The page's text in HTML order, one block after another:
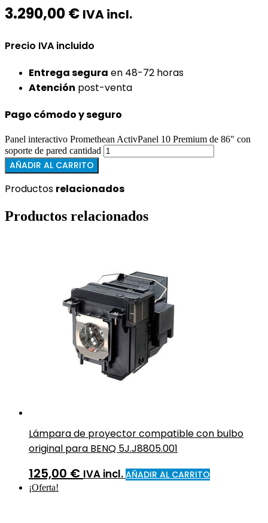
3.290,00€ IVA incl.
Precio IVA incluido
Entrega segura en 48-72 horas
Atención post-venta
Pago cómodo y seguro
Panel interactivo Promethean ActivPanel 10 Premium de 86" con
soporte de pared cantidad
AÑADIR AL CARRITO
Productos relacionados
Productos relacionados
Lámpara de proyector compatible con bulbo
original para BENQ 5J.J8805.001
125,00 € IVA incl. AÑADIR AL CARRITO
¡Oferta!